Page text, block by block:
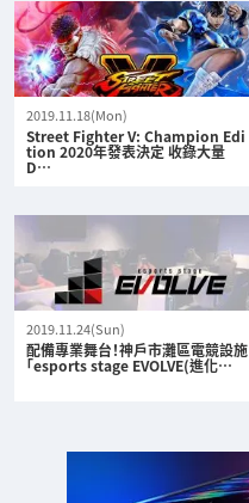
2019.11.18(Mon)
Street Fighter V: Champion Edi
tion 2020年發表決定 收錄大量
D…
2019.11.24(Sun)
配備專業舞台！神戶市灘區電競設施
「esports stage EVOLVE(進化…